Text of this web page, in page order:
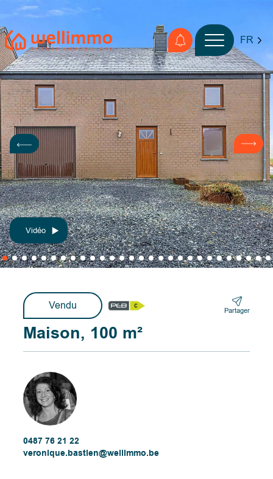
FR
Vendu Partager
Maison, 100 m²
0487 76 21 22
veronique.bastien@wellimmo.be
Vidéo